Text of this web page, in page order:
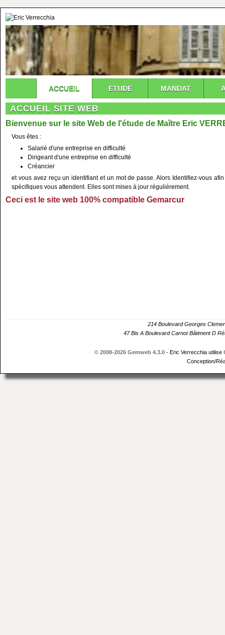
ACCUEIL ETUDE MANDAT
ACCUEIL SITE WEB
Bienvenue sur le site Web de l'étude de Maître Eric
Vous êtes :
Salarié d'une entreprise en difficulté
Dirigeant d'une entreprise en difficulté
Créancier
et vous avez reçu un identifiant et un mot de passe. Alors Identifiez-vous
spécifiques vous attendent. Elles sont mises à jour réguliérement.
Ceci est le site web 100% compatible Gemarcur
214 Boulevard Georges
47 Bis A Boulevard Carnot Bâtiment D
© 2008-2026 Gemweb 4.3.0- Eric Verrecchia utilise
Conception/